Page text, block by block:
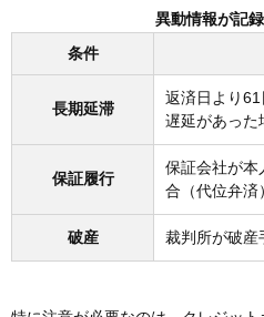
異動情報が記
条件
長期延滞
返済日より
遅延があった
保証履行
保証会社が本
合（代位弁済）
破産 裁判所が破産